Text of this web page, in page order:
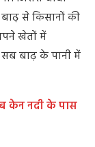
से किसानों की
खेतों में
बाढ़ के पानी में
केन नदी के पास